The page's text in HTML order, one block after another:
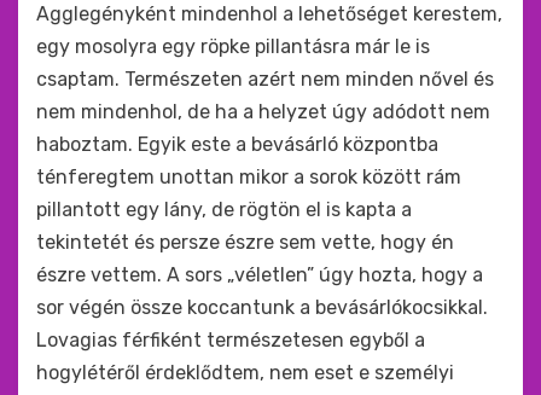
by monkey
Agglegényként mindenhol a lehetőséget kerestem,
egy mosolyra egy röpke pillantásra már le is
csaptam. Természeten azért nem minden nővel és
nem mindenhol, de ha a helyzet úgy adódott nem
haboztam. Egyik este a bevásárló központba
ténferegtem unottan mikor a sorok között rám
pillantott egy lány, de rögtön el is kapta a
tekintetét és persze észre sem vette, hogy én
észre vettem. A sors „véletlen” úgy hozta, hogy a
sor végén össze koccantunk a bevásárlókocsikkal.
Lovagias férfiként természetesen egyből a
hogylétéről érdeklődtem, nem eset e személyi